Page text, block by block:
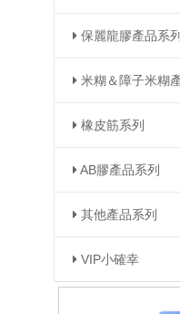
保麗龍膠產品系列
米糊＆障子米糊
橡皮筋系列
AB膠產品系列
其他產品系列
VIP小確幸